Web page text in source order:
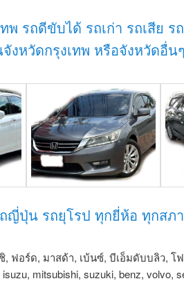
พ รถดีขับได้ รถเก่า รถเสีย
จังหวัดกรุงเทพ หรือจังหวัดอื่น
ญี่ปุ่น รถยุโรป ทุกยี่ห้อ ทุกสภ
ฟอร์ด, มาสด้า, เบ้นซ์, บีเอ็มดับบลิว, โ
mitsubishi, suzuki, benz, volvo,